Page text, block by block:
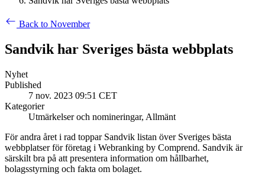
Back to November
Sandvik har Sveriges bästa webbplats
Nyhet
Published
7 nov. 2023 09:51 CET
Kategorier
Utmärkelser och nomineringar, Allmänt
För andra året i rad toppar Sandvik listan över Sveriges bästa
webbplatser för företag i Webranking by Comprend. Sandvik är
särskilt bra på att presentera information om hållbarhet,
bolagsstyrning och fakta om bolaget.